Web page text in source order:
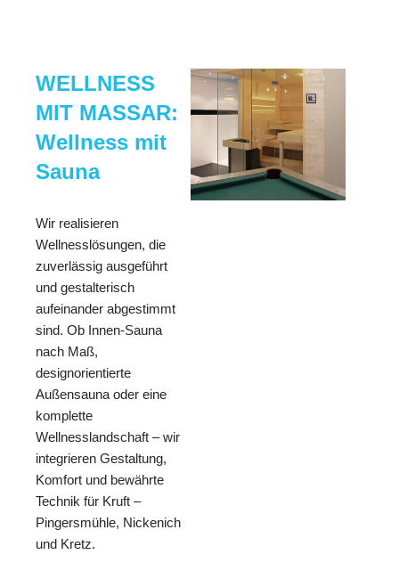
WELLNESS
MIT MASSAR:
Wellness mit
Sauna
Wir realisieren
Wellnesslösungen, die
zuverlässig ausgeführt
und gestalterisch
aufeinander abgestimmt
sind. Ob Innen-Sauna
nach Maß,
designorientierte
Außensauna oder eine
komplette
Wellnesslandschaft – wir
integrieren Gestaltung,
Komfort und bewährte
Technik für Kruft –
Pingersmühle, Nickenich
und Kretz.